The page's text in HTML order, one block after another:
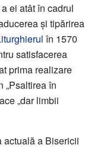
ei atât în cadrul
și tipărirea
în 1570
satisfacerea
prima realizare
„Psaltirea în
„dar limbii
actuală a Bisericii